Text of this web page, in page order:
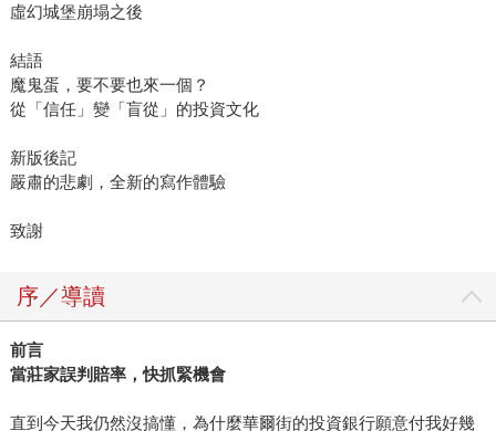
虛幻城堡崩塌之後
結語
魔鬼蛋，要不要也來一個？
從「信任」變「盲從」的投資文化
新版後記
嚴肅的悲劇，全新的寫作體驗
致謝
序／導讀
前言
當莊家誤判賠率，快抓緊機會
直到今天我仍然沒搞懂，為什麼華爾街的投資銀行願意付我好幾